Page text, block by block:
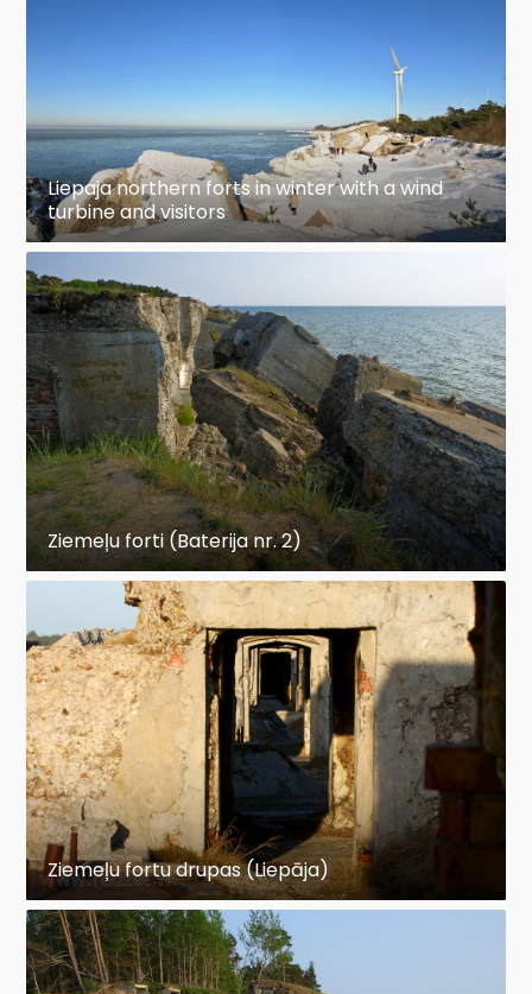
Liepaja northern forts in winter with a wind
turbine and visitors
Ziemeļu forti (Baterija nr. 2)
Ziemeļu fortu drupas (Liepāja)